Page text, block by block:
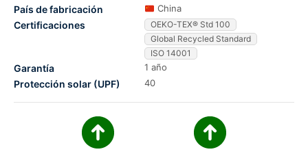
País de fabricación China
Certificaciones
OEKO-TEX® Std 100
Global Recycled Standard
ISO 14001
Garantía 1 año
Protección solar (UPF) 40